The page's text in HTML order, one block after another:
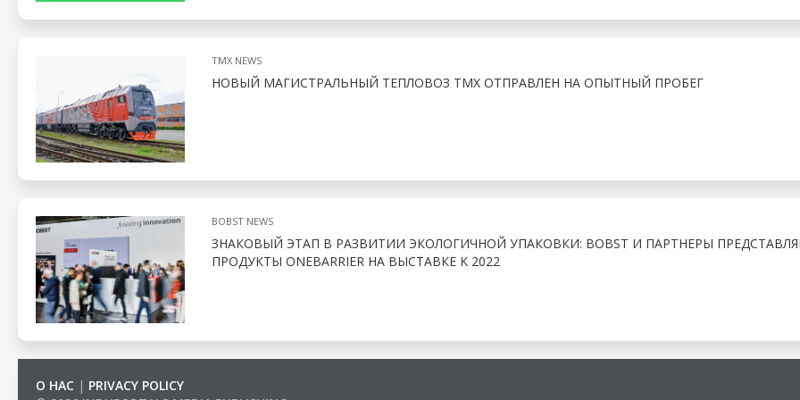
TMX NEWS
НОВЫЙ МАГИСТРАЛЬНЫЙ ТЕПЛОВОЗ ТМХ ОТПРАВЛЕН НА ОПЫТНЫЙ ПРОБЕГ
BOBST NEWS
ЗНАКОВЫЙ ЭТАП В РАЗВИТИИ ЭКОЛОГИЧНОЙ УПАКОВКИ: BOBST И ПАРТНЕРЫ
ПРОДУКТЫ ONEBARRIER НА ВЫСТАВКЕ K 2022
О НАС | PRIVACY POLICY